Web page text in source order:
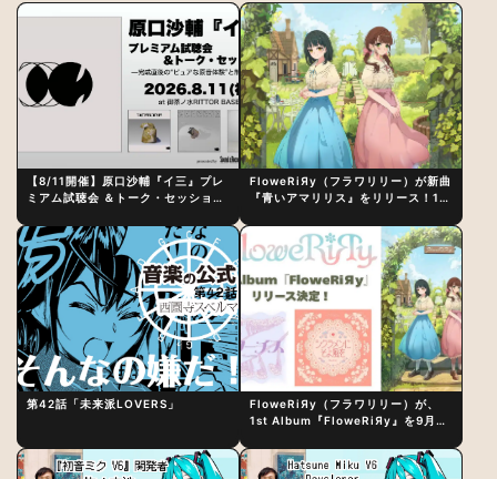
【8/11開催】原口沙輔『イ三』プレ
ミアム試聴会 ＆トーク・セッション
制作秘話
FloweRiЯy（フラワリリー）が新曲
『青いアマリリス』をリリース！1st
第42話「未来派LOVERS」
FloweRiЯy（フラワリリー）が、
1st Album『FloweRiЯy』を9月23